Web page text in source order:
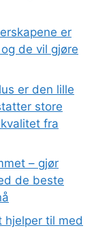
er
de vil gjøre
er den lille
store
fra
– gjør
de beste
hjelper til med